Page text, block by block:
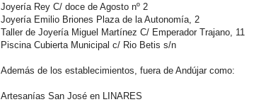
Joyería Rey C/ doce de Agosto nº 2
Joyería Emilio Briones Plaza de la Autonomía, 2
Taller de Joyería Miguel Martínez C/ Emperador Trajano, 11
Piscina Cubierta Municipal c/ Rio Betis s/n
Además de los establecimientos, fuera de Andújar como:
Artesanías San José en LINARES